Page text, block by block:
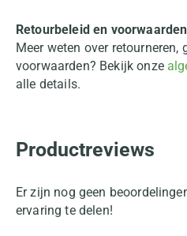
Retourbeleid en voorwaarden
Meer weten over retourneren,
voorwaarden? Bekijk onze
alle details.
Productreviews
Er zijn nog geen
ervaring te delen!